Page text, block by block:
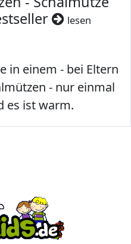
lesen
in einem - bei Eltern
- nur einmal
es ist warm.